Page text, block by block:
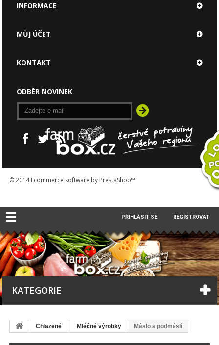
INFORMACE
© 2014Ecommerce software by PrestaShop™
MŮJ ÚČET
KONTAKT
ODBĚR NOVINEK
☰ PŘIHLÁSIT SE REGISTROVAT
KATEGORIE
Chlazené Mléčné výrobky Máslo a podmáslí